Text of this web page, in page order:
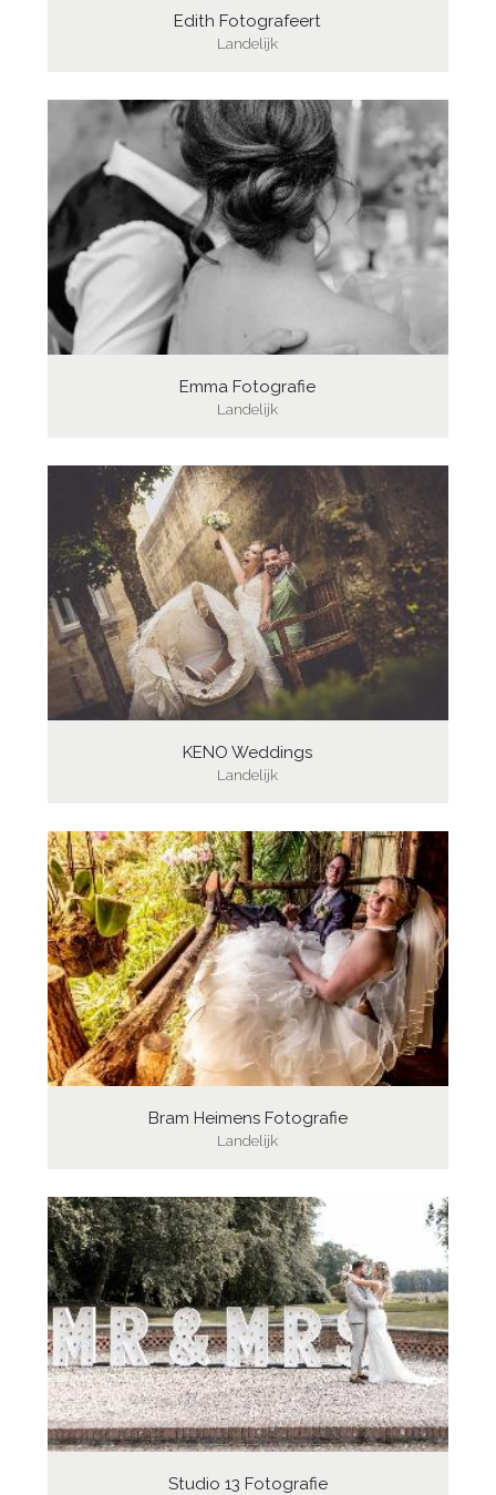
Edith Fotografeert
Landelijk
Emma Fotografie
Landelijk
KENO Weddings
Landelijk
Bram Heimens Fotografie
Landelijk
Studio 13 Fotografie